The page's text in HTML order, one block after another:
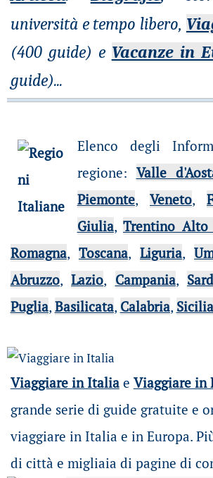
università e tempo libero,
(400 guide) e Vacanze in
guide)...
Elenco degli
regione: Valle
Piemonte, Veneto,
Giulia,Trentino Alto
Romagna, Toscana,Liguria,
Abruzzo,Lazio, Campania,
Puglia, Basilicata, Calabria, Sicilia
Viaggiare in Italiae Viaggiare in
grande serie di guide gratuite e
viaggiare in Italia e in Europa.
di città e migliaia di pagine di